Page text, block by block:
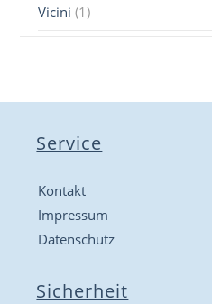
Vicini (1)
Service
Kontakt
Impressum
Datenschutz
Sicherheit